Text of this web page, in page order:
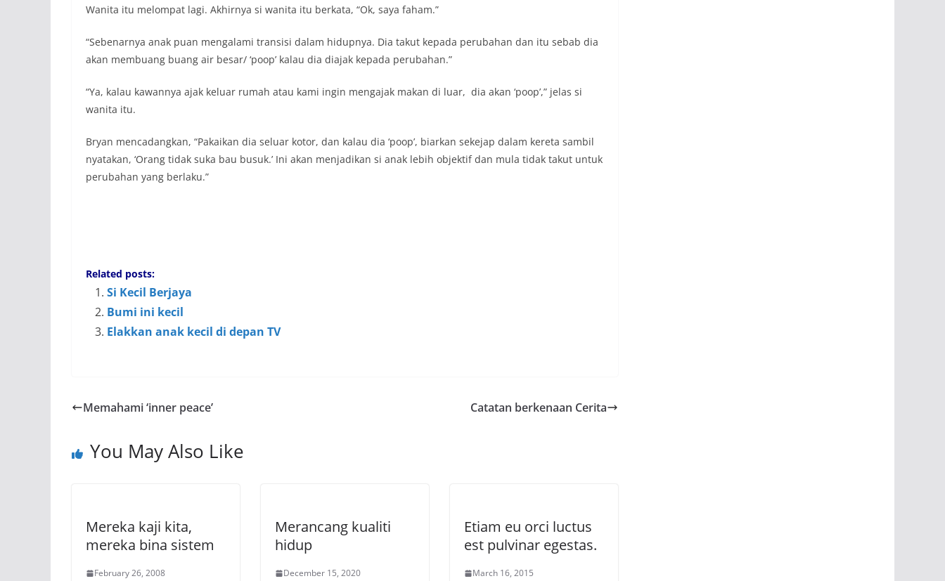
Wanita itu melompat lagi. Akhirnya si wanita itu berkata, “Ok, saya faham.”
“Sebenarnya anak puan mengalami transisi dalam hidupnya. Dia takut kepada perubahan dan itu sebab dia
akan membuang buang air besar/ ‘poop’ kalau dia diajak kepada perubahan.”
“Ya, kalau kawannya ajak keluar rumah atau kami ingin mengajak makan di luar, dia akan ‘poop’,” jelas si
wanita itu.
Bryan mencadangkan, “Pakaikan dia seluar kotor, dan kalau dia ‘poop’, biarkan sekejap dalam kereta sambil
nyatakan, ‘Orang tidak suka bau busuk.’ Ini akan menjadikan si anak lebih objektif dan mula tidak takut untuk
perubahan yang berlaku.”
Related posts:
Si Kecil Berjaya
Bumi ini kecil
Elakkan anak kecil di depan TV
Memahami ‘inner peace’ Catatan berkenaan Cerita
You May Also Like
Mereka kaji kita,
mereka bina sistem
February 26, 2008
Merancang kualiti
hidup
December 15, 2020
Etiam eu orci luctus
est pulvinar egestas.
March 16, 2015